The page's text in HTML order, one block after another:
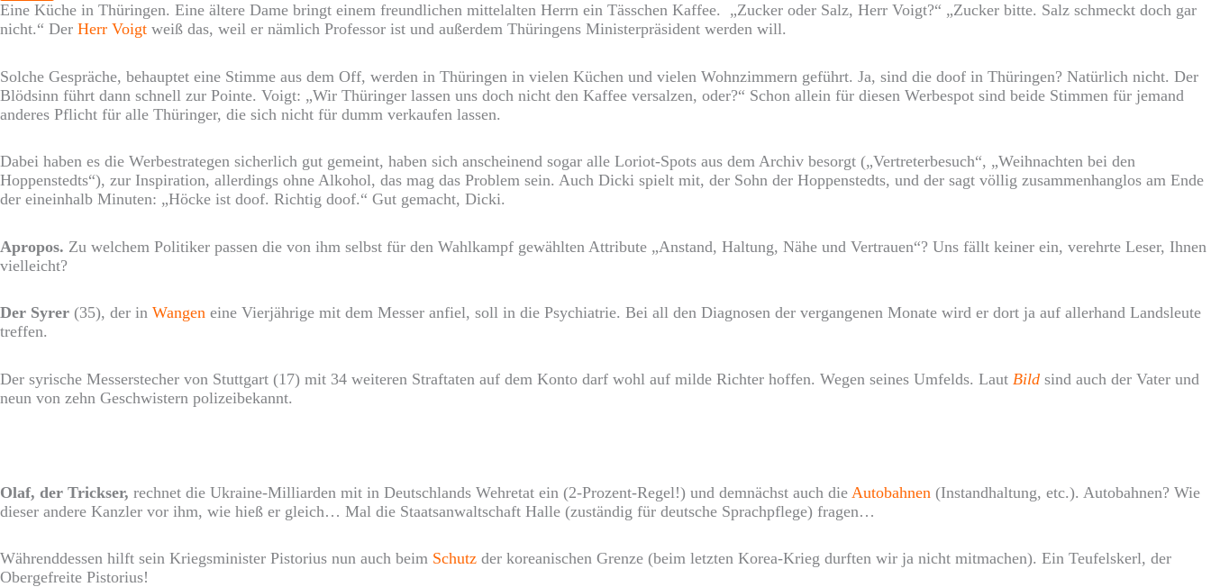
Eine Küche in Thüringen. Eine ältere Dame bringt einem freundlichen mittelalten Herrn ein Tässchen Kaffee. „Zucker oder Salz, Herr Voigt?“ „Zucker bitte. Salz schmeckt doch gar
nicht.“ Der Herr Voigt weiß das, weil er nämlich Professor ist und außerdem Thüringens Ministerpräsident werden will.
Solche Gespräche, behauptet eine Stimme aus dem Off, werden in Thüringen in vielen Küchen und vielen Wohnzimmern geführt. Ja, sind die doof in Thüringen? Natürlich nicht. Der
Blödsinn führt dann schnell zur Pointe. Voigt: „Wir Thüringer lassen uns doch nicht den Kaffee versalzen, oder?“ Schon allein für diesen Werbespot sind beide Stimmen für jemand
anderes Pflicht für alle Thüringer, die sich nicht für dumm verkaufen lassen.
Dabei haben es die Werbestrategen sicherlich gut gemeint, haben sich anscheinend sogar alle Loriot-Spots aus dem Archiv besorgt („Vertreterbesuch“, „Weihnachten bei den
Hoppenstedts“), zur Inspiration, allerdings ohne Alkohol, das mag das Problem sein. Auch Dicki spielt mit, der Sohn der Hoppenstedts, und der sagt völlig zusammenhanglos am Ende
der eineinhalb Minuten: „Höcke ist doof. Richtig doof.“ Gut gemacht, Dicki.
Apropos. Zu welchem Politiker passen die von ihm selbst für den Wahlkampf gewählten Attribute „Anstand, Haltung, Nähe und Vertrauen“? Uns fällt keiner ein, verehrte Leser, Ihnen
vielleicht?
Der Syrer (35), der in Wangen eine Vierjährige mit dem Messer anfiel, soll in die Psychiatrie. Bei all den Diagnosen der vergangenen Monate wird er dort ja auf allerhand Landsleute
treffen.
Der syrische Messerstecher von Stuttgart (17) mit 34 weiteren Straftaten auf dem Konto darf wohl auf milde Richter hoffen. Wegen seines Umfelds. Laut Bild sind auch der Vater und
neun von zehn Geschwistern polizeibekannt.
Olaf, der Trickser, rechnet die Ukraine-Milliarden mit in Deutschlands Wehretat ein (2-Prozent-Regel!) und demnächst auch die Autobahnen (Instandhaltung, etc.). Autobahnen? Wie
dieser andere Kanzler vor ihm, wie hieß er gleich… Mal die Staatsanwaltschaft Halle (zuständig für deutsche Sprachpflege) fragen…
Währenddessen hilft sein Kriegsminister Pistorius nun auch beim Schutz der koreanischen Grenze (beim letzten Korea-Krieg durften wir ja nicht mitmachen). Ein Teufelskerl, der
Obergefreite Pistorius!